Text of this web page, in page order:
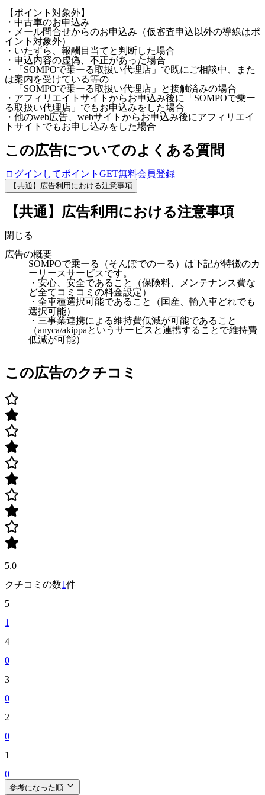
【ポイント対象外】
・中古車のお申込み
・メール問合せからのお申込み（仮審査申込以外の導線はポ
イント対象外）
・いたずら、報酬目当てと判断した場合
・申込内容の虚偽、不正があった場合
・「SOMPOで乗ーる取扱い代理店」で既にご相談中、また
は案内を受けている等の
「SOMPOで乗ーる取扱い代理店」と接触済みの場合
・アフィリエイトサイトからお申込み後に「SOMPOで乗ー
る取扱い代理店」でもお申込みをした場合
・他のweb広告、webサイトからお申込み後にアフィリエイ
トサイトでもお申し込みをした場合
この広告についてのよくある質問
ログインしてポイントGET無料会員登録
【共通】広告利用における注意事項
【共通】広告利用における注意事項
閉じる
広告の概要
SOMPOで乗ーる（そんぽでのーる）は下記が特徴のカ
ーリースサービスです。
・安心、安全であること（保険料、メンテナンス費な
ど全てコミコミの料金設定）
・全車種選択可能であること（国産、輸入車どれでも
選択可能）
・三事業連携による維持費低減が可能であること
（anyca/akippaというサービスと連携することで維持費
低減が可能）
この広告のクチコミ
5.0
クチコミの数1件
5
1
4
0
3
0
2
0
1
0
参考になった順